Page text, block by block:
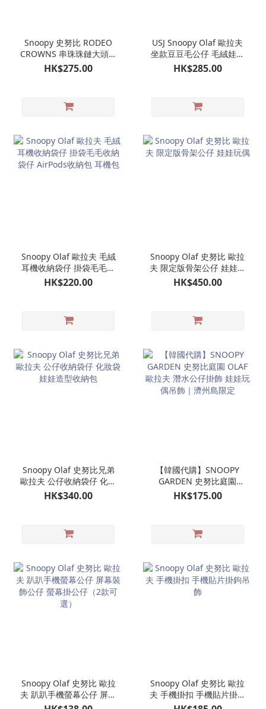
Snoopy 史努比 RODEO
CROWNS 串珠珠鏈大頭公
仔吊飾 毛絨公仔掛飾
HK$275.00
USJ Snoopy Olaf 歐拉夫
坐款豆豆毛公仔 毛絨娃娃
玩偶｜日本環球影城限定
HK$285.00
Snoopy Olaf 歐拉夫 毛絨
耳機收納袋仔 掛袋毛毛收
納袋仔 AirPods收納包 耳
機包
HK$220.00
Snoopy Olaf 史努比 歐拉
夫 限定版骨架公仔 娃娃玩
偶
HK$450.00
Snoopy Olaf 史努比兄弟
歐拉夫 公仔收納袋仔 化妝
袋 娃娃造型收納包
HK$340.00
【韓國代購】SNOOPY
GARDEN 史努比庭園
OLAF 歐拉夫 潛水公仔掛
飾 娃娃玩偶吊飾｜濟州島
HK$175.00
Snoopy Olaf 史努比 歐拉
夫 趴趴手機螢幕公仔 屏幕
裝飾公仔 螢幕掛公仔（2
Snoopy Olaf 史努比 歐拉
夫 手機掛扣 手機貼片掛鉤
吊飾